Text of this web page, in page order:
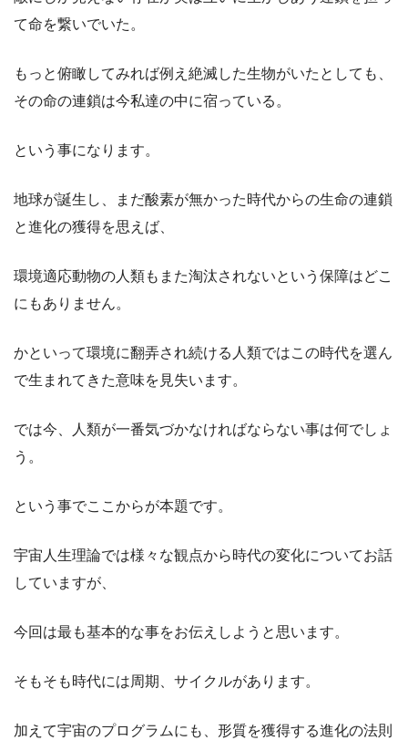
て命を繋いでいた。
もっと俯瞰してみれば例え絶滅した生物がいたとしても、
その命の連鎖は今私達の中に宿っている。
という事になります。
地球が誕生し、まだ酸素が無かった時代からの生命の連鎖
と進化の獲得を思えば、
環境適応動物の人類もまた淘汰されないという保障はどこ
にもありません。
かといって環境に翻弄され続ける人類ではこの時代を選ん
で生まれてきた意味を見失います。
では今、人類が一番気づかなければならない事は何でしょ
う。
という事でここからが本題です。
宇宙人生理論では様々な観点から時代の変化についてお話
していますが、
今回は最も基本的な事をお伝えしようと思います。
そもそも時代には周期、サイクルがあります。
加えて宇宙のプログラムにも、形質を獲得する進化の法則